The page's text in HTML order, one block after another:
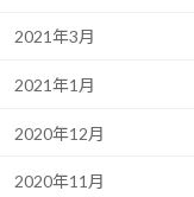
2021年3月
2021年1月
2020年12月
2020年11月